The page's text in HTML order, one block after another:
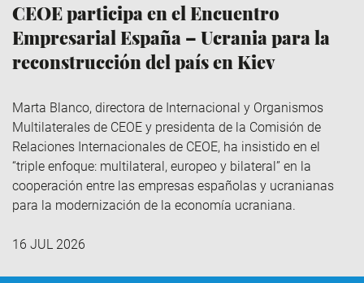
CEOE participa en el Encuentro
Empresarial España – Ucrania para la
reconstrucción del país en Kiev
Marta Blanco, directora de Internacional y Organismos
Multilaterales de CEOE y presidenta de la Comisión de
Relaciones Internacionales de CEOE, ha insistido en el
“triple enfoque: multilateral, europeo y bilateral” en la
cooperación entre las empresas españolas y ucranianas
para la modernización de la economía ucraniana.
16 JUL 2026